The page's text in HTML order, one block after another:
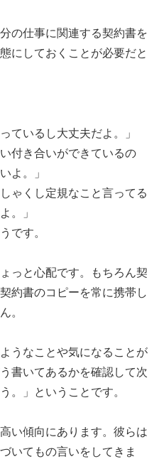
の仕事に関連する契約書を
にしておくことが必要だと
ているし大丈夫だよ。」
付き合いができているの
よ。」
ゃくし定規なこと言ってる
。」
です。
っと心配です。もちろん契
約書のコピーを常に携帯し
。
うなことや気になることが
書いてあるかを確認して次
。」ということです。
い傾向にあります。彼らは
いてもの言いをしてきま